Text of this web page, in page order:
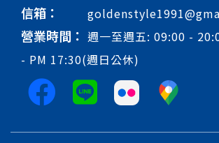
信箱：
營業時間： 週一至週五: 09:00 -
- PM 17:30(週日公休)